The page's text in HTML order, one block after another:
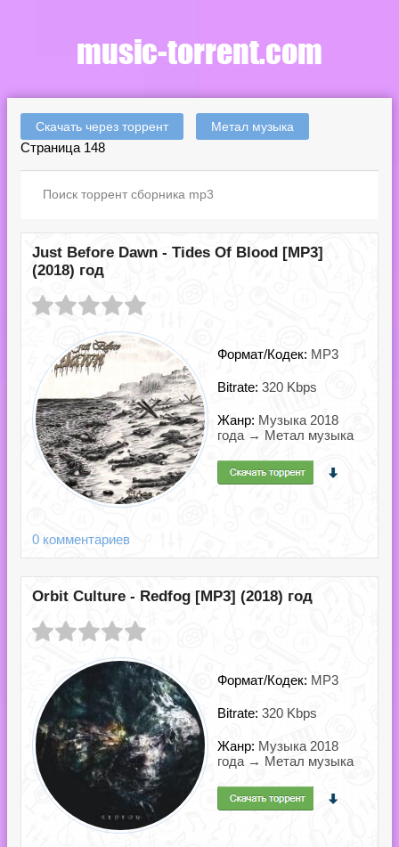
Скачать через торрент Метал музыка
Страница 148
Just Before Dawn - Tides Of Blood [MP3]
(2018) год
Формат/Кодек: MP3
Bitrate: 320 Kbps
Жанр: Музыка 2018
года → Метал музыка
0 комментариев
Orbit Culture - Redfog [MP3] (2018) год
Формат/Кодек: MP3
Bitrate: 320 Kbps
Жанр: Музыка 2018
года → Метал музыка